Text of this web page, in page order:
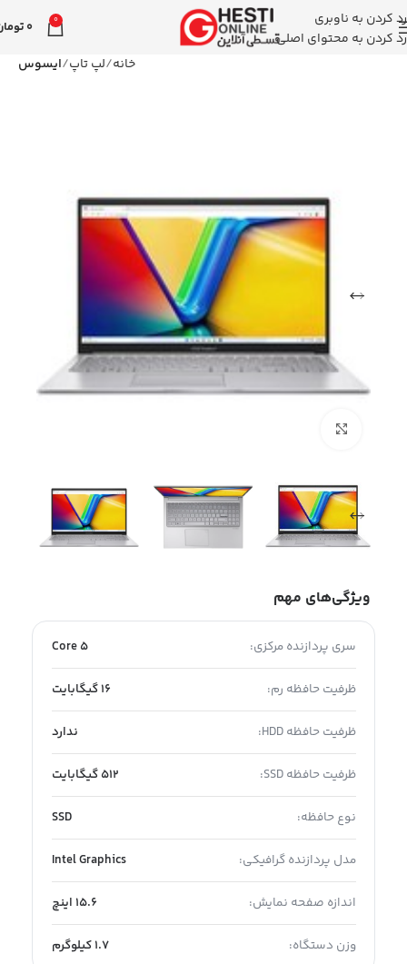
رد کردن به ناوبری
رد کردن به محتوای اصلی
0
0
خانه لپ تاپ ایسوس
ویژگی‌های مهم
سری پردازنده مرکزی: Core 5
ظرفیت حافظه رم: 16 گیگابایت
ظرفیت حافظه HDD: ندارد
ظرفیت حافظه SSD: 512 گیگابایت
نوع حافظه: SSD
مدل پردازنده گرافیکی: Intel Graphics
اندازه صفحه نمایش: 15.6 اینچ
وزن دستگاه: 1.7 کیلوگرم